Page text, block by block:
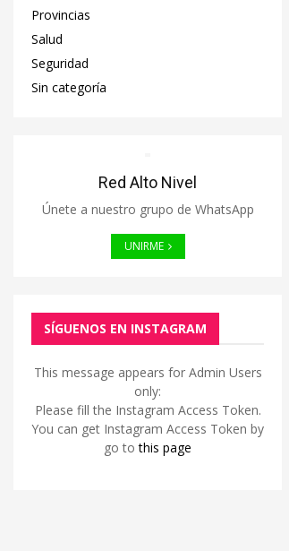
Provincias
Salud
Seguridad
Sin categoría
Red Alto Nivel
Únete a nuestro grupo de WhatsApp
UNIRME
SÍGUENOS EN INSTAGRAM
This message appears for Admin Users
only:
Please fill the Instagram Access Token.
You can get Instagram Access Token by
go tothis page